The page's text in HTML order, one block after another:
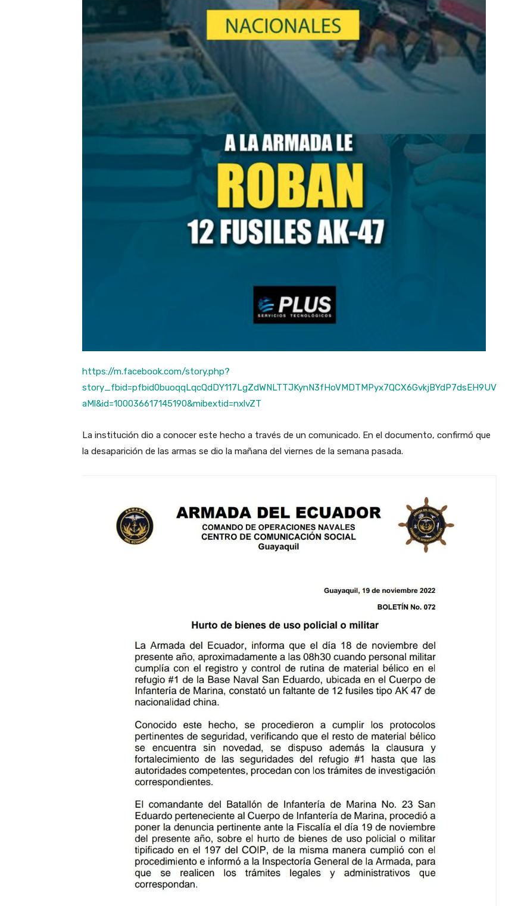
https://m.facebook.com/story.php?
story_fbid=pfbid0buoqqLqcQdDY117LgZdWNLTTJKynN3fHoVMDTMPyx7QCX6GvkjBYdP7dsEH9UV
aMl&id=100036617145190&mibextid=nxlvZT
La institución dio a conocer este hecho a través de un comunicado. En el documento, confirmó que
la desaparición de las armas se dio la mañana del viernes de la semana pasada.